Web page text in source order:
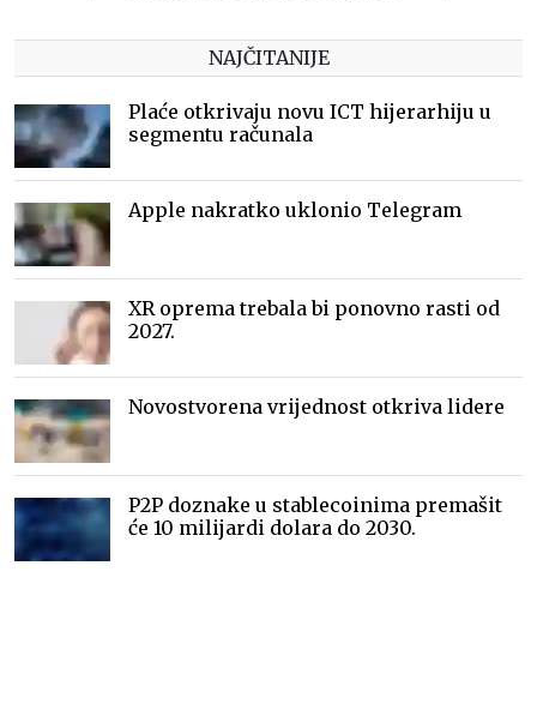
NAJČITANIJE
Plaće otkrivaju novu ICT hijerarhiju u
segmentu računala
Apple nakratko uklonio Telegram
XR oprema trebala bi ponovno rasti od
2027.
Novostvorena vrijednost otkriva lidere
P2P doznake u stablecoinima premašit
će 10 milijardi dolara do 2030.